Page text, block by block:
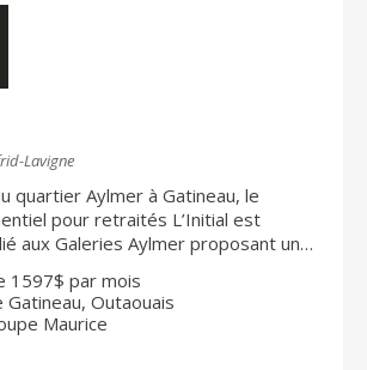
Lavigne
quartier Aylmer à Gatineau, le
pour retraités L’Initial est
aux Galeries Aylmer proposant un
de services, de
cafés. La résidence offre aussi une
services et de loisirs, unique dans
1597$ par mois
Gatineau, Outaouais
Maurice